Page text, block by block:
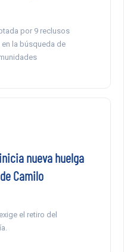
por 9 reclusos
la búsqueda de
nueva huelga
Camilo
el retiro del